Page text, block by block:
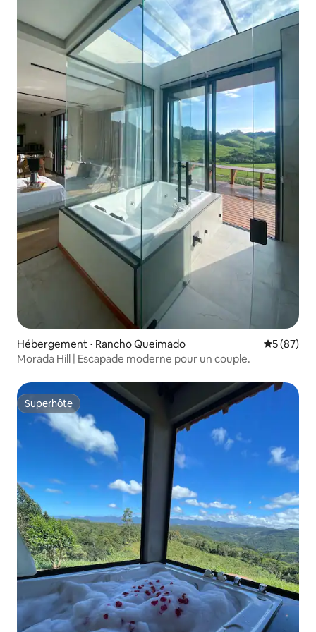
Hébergement ⋅ Rancho Queimado
5 (87)
Morada Hill | Escapade moderne pour un couple.
Superhôte
Superhôte